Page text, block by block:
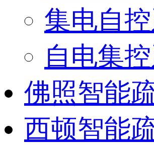
集电自
自电集
佛照智能
西顿智能